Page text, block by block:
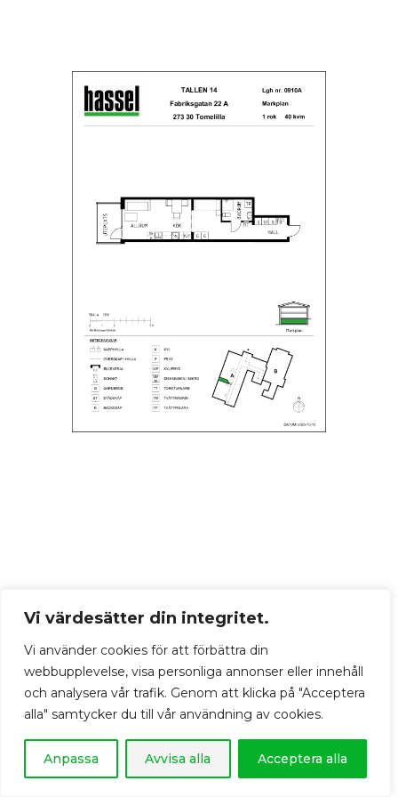
Vi värdesätter din integritet.
Vi använder cookies för att förbättra din
webbupplevelse, visa personliga annonser eller innehåll
och analysera vår trafik. Genom att klicka på "Acceptera
alla" samtycker du till vår användning av cookies.
Anpassa Avvisa alla Acceptera alla